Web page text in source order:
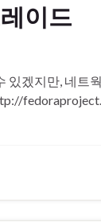
이드
있겠지만, 네트